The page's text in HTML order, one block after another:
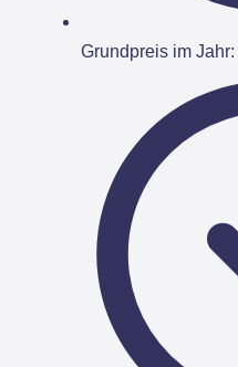
Grundpreis im Jahr: